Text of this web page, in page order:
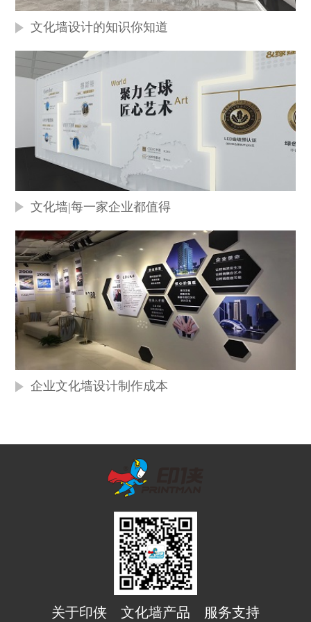
文化墙设计的知识你知道
文化墙|每一家企业都值得
企业文化墙设计制作成本
关于印侠 文化墙产品 服务支持